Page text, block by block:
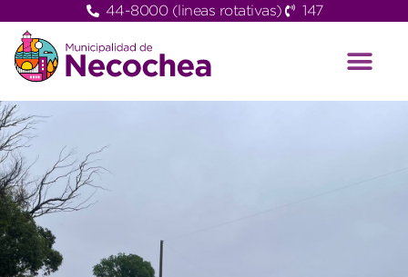
44-8000 (lineas rotativas) 147